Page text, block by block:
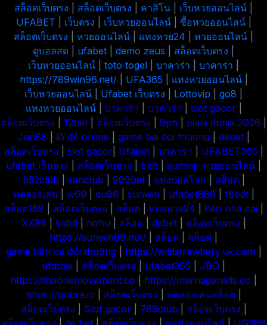
สล็อตเว็บตรง
สล็อตเว็บตรง คาสิโน เว็บหวยออนไลน์
UFABET
เว็บตรง เว็บหวยออนไลน์| ซื้อหวยออนไลน์|
สล็อตเว็บตรง
หวยออนไลน์ แทงหวย24 หวยออนไลน์
ดูบอลสด
ufabet demo zeus สล็อตเว็บตรง
เว็บหวยออนไลน์
toto togel บาคาร่า บาคาร่า
https://789win96.net/| UFA365 แทงหวยออนไลน์|
เว็บหวยออนไลน์
Ufabet เว็บตรง Lottovip go8
แทงหวยออนไลน์| บาคาร่า บาคาร่า slot gacor|
สล็อตเว็บตรง
12bet สล็อตเว็บตรง 9ph piala dunia 2026
Jun88
lô đề online game bai doi thuong debet
สล็อตเว็บตรง
slot gacor| Ufabet| บาคาร่า UFABET365
ufabet เว็บตรง
สล็อตเว็บตรง bk8 sumvip หวยออนไลน์
b52club
sanclub 999bet| แทงบอลโลก สล็อต|
ทดลองเล่น| w69 du88 sunwin| ufabet888 f8bet|
สล็อต168
สล็อตเว็บตรง สล็อต| แทงหวย24 Kèo nhà cái|
XX88
kqbd| nohu| สล็อต| debet| สล็อตเว็บตรง
https://sunwin69.net/
สล็อต สล็อต
game bắn cá đổi thưởng| https://wildstrawbery.uk.com|
ufathai
สล็อตเว็บตรง ufabet365 JBO
https://theonemovement.co
https://marriagehalls.co
https://qobra.io
สล็อตเว็บตรง ทดลองเล่นสล็อต
สล็อตเว็บตรง
Slot gacor| 789club สล็อตเว็บตรง